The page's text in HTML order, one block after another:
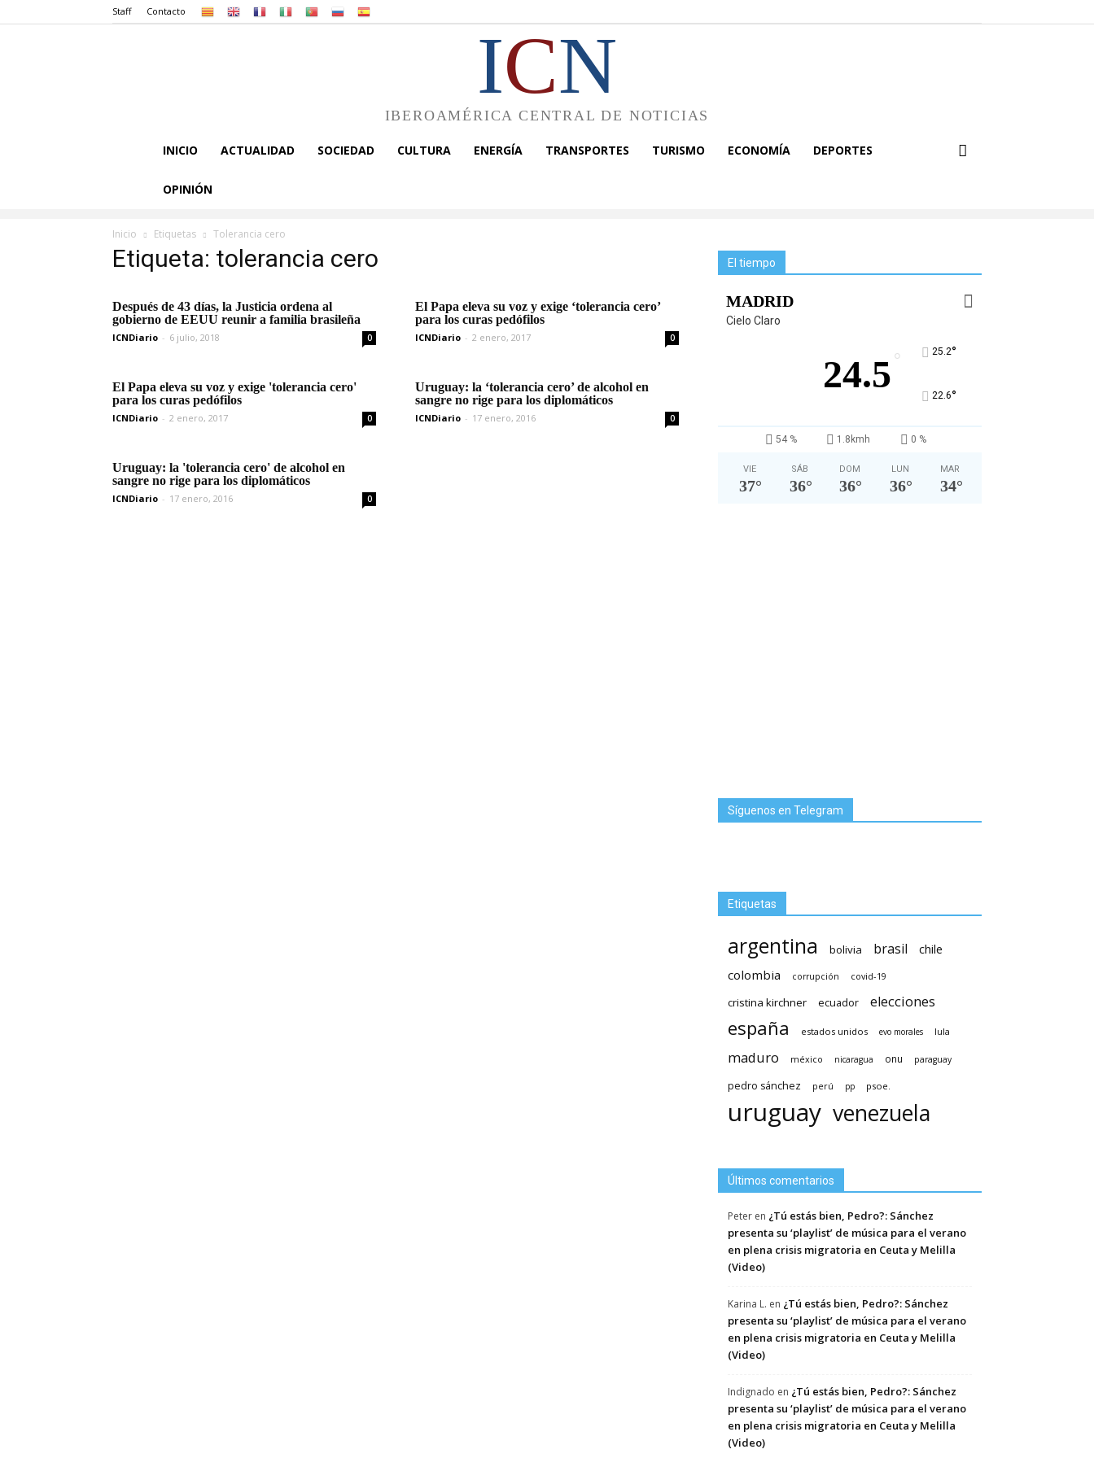
Staff Contacto
ICN
IBEROAMÉRICA CENTRAL DE NOTICIAS
INICIO ACTUALIDAD SOCIEDAD CULTURA ENERGÍA TRANSPORTES TURISMO ECONOMÍA DEPORTES
OPINIÓN
Inicio Etiquetas Tolerancia cero
Etiqueta: tolerancia cero
Después de 43 días, la Justicia ordena al
gobierno de EEUU reunir a familia brasileña
ICNDiario - 6 julio, 2018 0
El Papa eleva su voz y exige ‘tolerancia cero’
para los curas pedófilos
ICNDiario - 2 enero, 2017 0
El Papa eleva su voz y exige 'tolerancia cero'
para los curas pedófilos
ICNDiario - 2 enero, 2017 0
Uruguay: la ‘tolerancia cero’ de alcohol en
sangre no rige para los diplomáticos
ICNDiario - 17 enero, 2016 0
Uruguay: la 'tolerancia cero' de alcohol en
sangre no rige para los diplomáticos
ICNDiario - 17 enero, 2016 0
El tiempo
MADRID
Cielo Claro
24.5 ° 25.2°
22.6°
54 % 1.8kmh 0 %
VIE
37°
SÁB
36°
DOM
36°
LUN
36°
MAR
34°
Síguenos en Telegram
Etiquetas
argentina bolivia brasil
chile
colombia
corrupción covid-19
cristina kirchner ecuador elecciones
españa estados unidos evo morales lula
maduro méxico nicaragua onu paraguay
pedro sánchez perú pp psoe.
uruguay venezuela
Últimos comentarios
Peter en ¿Tú estás bien, Pedro?: Sánchez
presenta su ‘playlist’ de música para el verano
en plena crisis migratoria en Ceuta y Melilla
(Video)
Karina L. en ¿Tú estás bien, Pedro?: Sánchez
presenta su ‘playlist’ de música para el verano
en plena crisis migratoria en Ceuta y Melilla
(Video)
Indignado en ¿Tú estás bien, Pedro?: Sánchez
presenta su ‘playlist’ de música para el verano
en plena crisis migratoria en Ceuta y Melilla
(Video)